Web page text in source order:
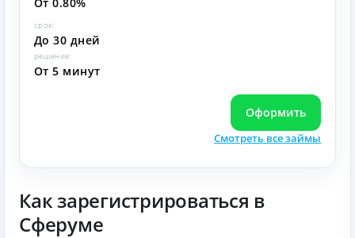
срок:
До 30 дней
решение:
От 5 минут
Оформить
Смотреть все займы
Как зарегистрироваться в
Сферуме